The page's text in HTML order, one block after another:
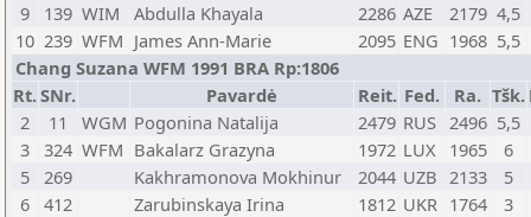
9
139 WIM Abdulla Khayala 2286 AZE 2179 4,5
10 239 WFM James Ann-Marie 2095 ENG 1968 5,5
Chang Suzana WFM 1991 BRA Rp:1806
Rt.SNr. Pavardė Reit. Fed. Ra. Tšk.
2
11 WGM Pogonina Natalija 2479 RUS 2496 5,5
3
324 WFM Bakalarz Grazyna 1972 LUX 1965
6
5
269 Kakhramonova Mokhinur 2044 UZB 2133
5
6
412 Zarubinskaya Irina 1812 UKR 1764
3